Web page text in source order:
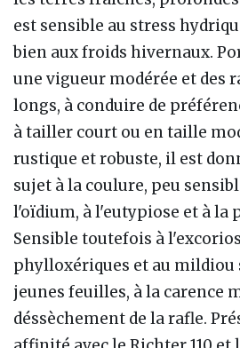
est sensible au stress
bien aux froids hivernaux.
une vigueur modérée et des
longs, à conduire de
à tailler court ou en taille
rustique et robuste, il est
sujet à la coulure, peu
l'oïdium, à l'eutypiose et à la
Sensible toutefois à
phylloxériques et au mildiou
jeunes feuilles, à la carence
déssèchement de la rafle.